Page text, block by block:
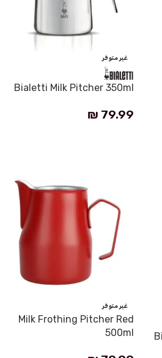
غير متوفر
Bialetti Milk Pitcher 350ml
₪ 79.99
غير متوفر
Milk Frothing Pitcher Red
500ml